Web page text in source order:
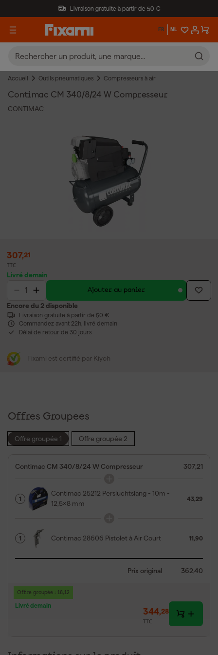
Livraison gratuite à partir de 50 €
FR NL
Accueil Outils pneumatiques Compresseurs à air
Contimac CM 340/8/24 W Compresseur
CONTIMAC
307,21
TTC
Livré demain
Ajouter au panier
Encore du 2 disponible
Livraison gratuite à partir de 50 €
Commandez avant 22h, livré demain
Délai de retour de 30 jours
Fixami est certifié par Kiyoh
Offres Groupees
Offre groupée 1 Offre groupée 2
Contimac CM 340/8/24 W Compresseur 307,21
1
Contimac 25212 Persluchtslang - 10m -
12,5x8 mm
43,29
1 Contimac 28606 Pistolet à Air Court 11,90
Prix original 362,40
Offre groupée : 18,12
Livré demain
344,28
TTC